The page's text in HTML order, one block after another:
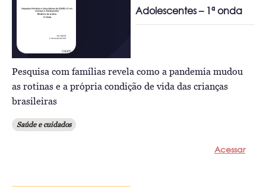
Adolescentes – 1ª onda
Pesquisa com famílias revela como a pandemia mudou
as rotinas e a própria condição de vida das crianças
brasileiras
Saúde e cuidados
Acessar